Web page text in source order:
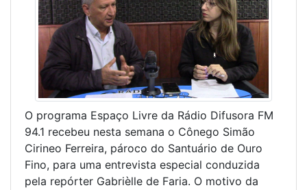
O programa Espaço Livre da Rádio Difusora FM
94.1 recebeu nesta semana o Cônego Simão
Cirineo Ferreira, pároco do Santuário de Ouro
Fino, para uma entrevista especial conduzida
pela repórter Gabrièlle de Faria. O motivo da